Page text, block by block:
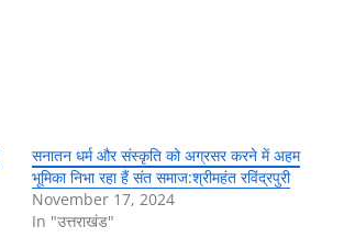
सनातन धर्म और संस्कृति को अग्रसर करने में अहम
भूमिका निभा रहा हैं संत समाज:श्रीमहंत रविंद्रपुरी
November 17, 2024
In "उत्तराखंड"